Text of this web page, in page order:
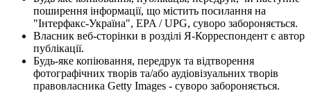
поширення інформації, що містить посилання на
"Інтерфакс-Україна", EPA / UPG, суворо забороняється.
Власник веб-сторінки в розділі Я-Корреспондент є автор
публікації.
Будь-яке копіювання, передрук та відтворення
фотографічних творів та/або аудіовізуальних творів
правовласника Getty Images - суворо забороняється.